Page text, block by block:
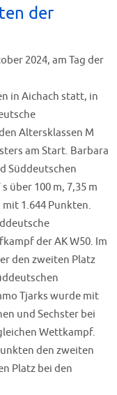
der
2024, am Tag der
in Aichach statt, in
Altersklassen M
am Start. Barbara
Süddeutschen
über 100 m, 7,35 m
1.644 Punkten.
der AK W50. Im
den zweiten Platz
Tjarks wurde mit
und Sechster bei
Wettkampf.
den zweiten
Platz bei den